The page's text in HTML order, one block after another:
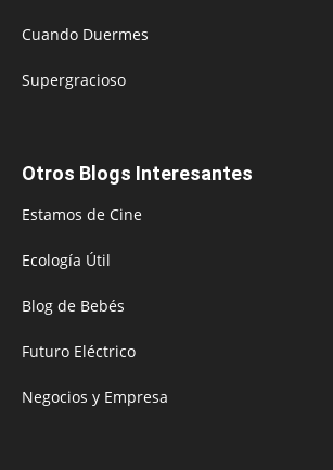
Cuando Duermes
Supergracioso
Otros Blogs Interesantes
Estamos de Cine
Ecología Útil
Blog de Bebés
Futuro Eléctrico
Negocios y Empresa